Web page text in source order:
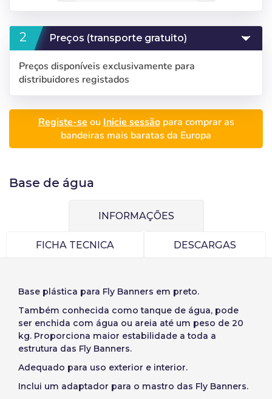
Iniciar sessão
Palavra-passe:
Aceder
Recuperar Palavra-passe
Criar conta
Seleccione a sua
língua
Deutsch
Italiano
Slovenija
Finnish
Slovenčina (Slovak)
Norway
Preços (transporte gratuito)
Preços disponíveis exclusivamente para
distribuidores registados
Registe-se ou Inicie sessãopara comprar as
bandeiras mais baratas da Europa
Base de água
INFORMAÇÕES
FICHA TECNICA DESCARGAS
Base plástica para Fly Banners em preto.
Também conhecida como tanque de água, pode
ser enchida com água ou areia até um peso de 20
kg. Proporciona maior estabilidade a toda a
estrutura das Fly Banners.
Adequado para uso exterior e interior.
Inclui um adaptador para o mastro das Fly Banners.
Precios por unidad
Unidades
Preço unitário
Espera, por favor
Espere, por favor